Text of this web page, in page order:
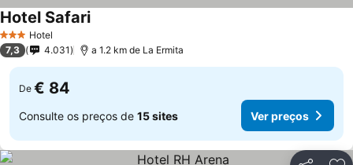
3 EstrelasHotel
Hotel SafariVer preços
7,3 4.031 a 1.2 km de La Ermita
De € 84
Consulte os preços de 15 sites Ver preços